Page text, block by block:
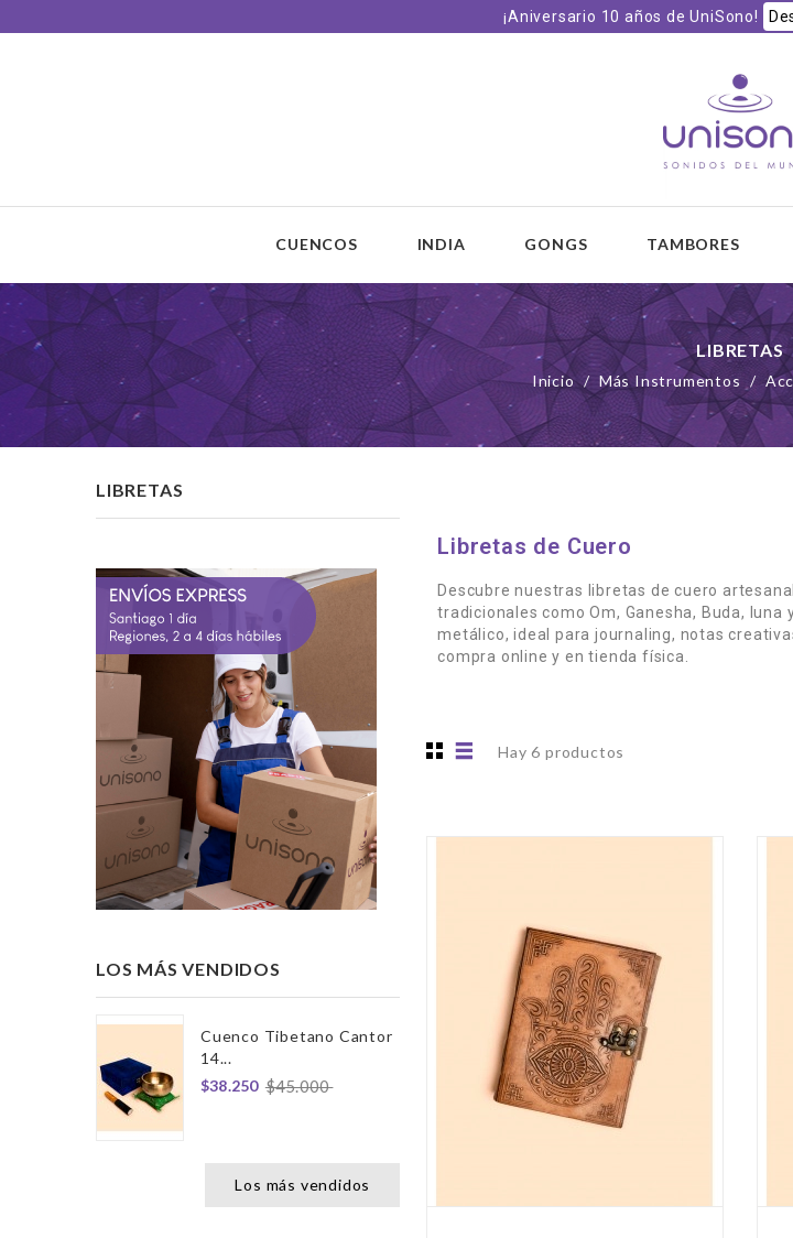
¡Aniversario 10 años de UniSono!
CUENCOS INDIA GONGS TAMBORES
LIBRETAS
Inicio Más Instrumentos
LIBRETAS
LOS MÁS VENDIDOS
Cuenco Tibetano Cantor
14...
$38.250
-15%
$45.000
Los más vendidos
Libretas de Cuero
Descubre nuestras libretas de cuero
tradicionales como Om, Ganesha, Buda,
metálico, ideal para journaling, notas
compra online y en tienda física.
Hay 6 productos